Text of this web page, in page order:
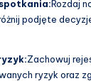
Rozdaj
podjęte
Zachowuj
ryzyk oraz